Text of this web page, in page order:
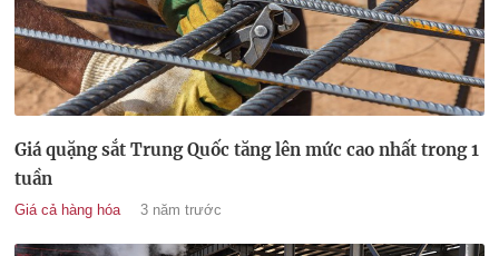
Giá quặng sắt Trung Quốc tăng lên mức cao nhất trong 1
tuần
Giá cả hàng hóa 3 năm trước